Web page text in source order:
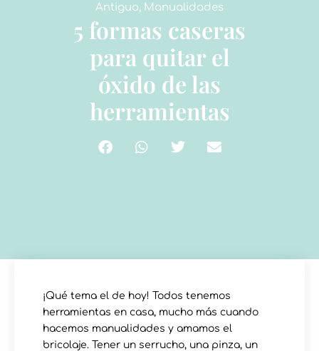
Antiguo, Manualidades
5 formas caseras
para quitar el
óxido de las
herramientas
¡Qué tema el de hoy! Todos tenemos
herramientas en casa, mucho más cuando
hacemos manualidades y amamos el
bricolaje. Tener un serrucho, una pinza, un